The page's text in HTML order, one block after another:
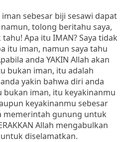
sebesar biji sesawi dapat
tolong beritahu saya,
Apa itu IMAN? Saya tidak
itu iman, namun saya tahu
anda YAKIN Allah akan
bukan iman, itu adalah
anda yakin bahwa diri anda
iman, itu keyakinanmu
keyakinanmu sebesar
memerintah gunung untuk
Allah mengabulkan
diselamatkan.